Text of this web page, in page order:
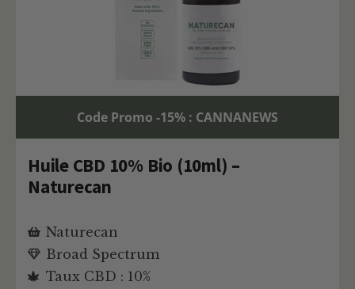
Code Promo -15% : CANNANEWS
Huile CBD 10% Bio (10ml) –
Naturecan
Naturecan
Broad Spectrum
Taux CBD : 10%